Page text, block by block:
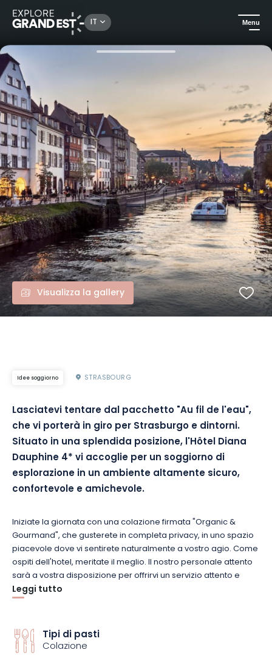
IT Menu
Idee soggiorno Getaway sull'acqua al Diana Dauphine Hotel **** Strasburgo
Visualizza la gallery
Idee soggiorno STRASBOURG
Lasciatevi tentare dal pacchetto "Au fil de l'eau",
che vi porterà in giro per Strasburgo e dintorni.
Situato in una splendida posizione, l'Hôtel Diana
Dauphine 4* vi accoglie per un soggiorno di
esplorazione in un ambiente altamente sicuro,
confortevole e amichevole.
Iniziate la giornata con una colazione firmata "Organic &
Gourmand", che gusterete in completa privacy, in uno spazio
piacevole dove vi sentirete naturalmente a vostro agio. Come
ospiti dell'hotel, meritate il meglio. Il nostro personale attento
sarà a vostra disposizione per offrirvi un servizio attento e
personalizzato.
in barca. Fate una gita "lungo l'acqua" per rinnovare i vostri
legami e allo stesso tempo scoprire i luoghi emblematici della
Leggi tutto
Tipi di pasti
Colazione